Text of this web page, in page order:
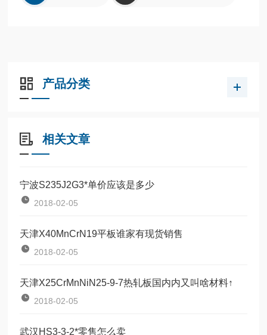
产品分类
相关文章
宁波S235J2G3*单价应该是多少
2018-02-05
天津X40MnCrN19平板谁家有现货销售
2018-02-05
天津X25CrMnNiN25-9-7热轧板国内内又叫啥材料↑
2018-02-05
武汉HS3-3-2*零售怎么卖